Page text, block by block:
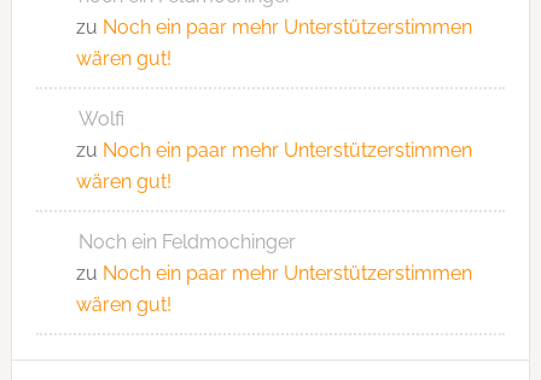
zu Noch ein paar mehr Unterstützerstimmen
wären gut!
Wolfi
zu Noch ein paar mehr Unterstützerstimmen
wären gut!
Noch ein Feldmochinger
zu Noch ein paar mehr Unterstützerstimmen
wären gut!